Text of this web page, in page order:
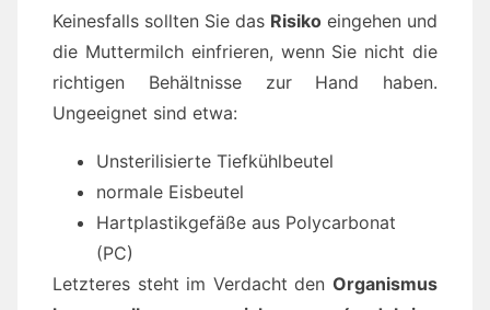
Keinesfalls sollten Sie das Risiko eingehen und
die Muttermilch einfrieren, wenn Sie nicht die
richtigen Behältnisse zur Hand haben.
Ungeeignet sind etwa:
Unsterilisierte Tiefkühlbeutel
normale Eisbeutel
Hartplastikgefäße aus Polycarbonat
(PC)
Letzteres steht im Verdacht den Organismus